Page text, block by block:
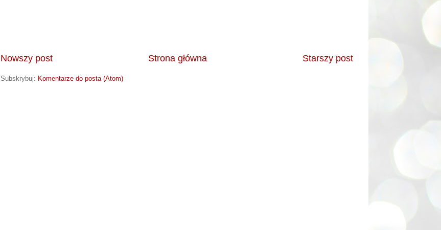
Nowszy post Starszy post
Strona główna
Subskrybuj: Komentarze do posta (Atom)